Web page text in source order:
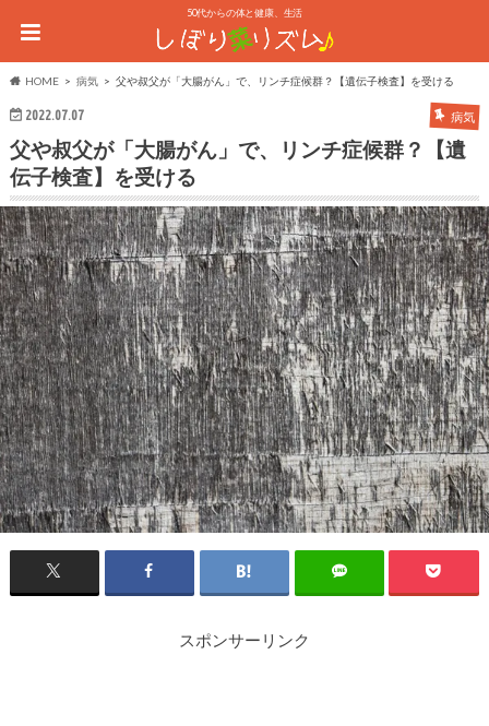
50代からの体と健康、生活
HOME 病気 父や叔父が「大腸がん」で、リンチ症候群？【遺伝子検査】を受ける
2022.07.07 病気
父や叔父が「大腸がん」で、リンチ症候群？【遺
伝子検査】を受ける
スポンサーリンク